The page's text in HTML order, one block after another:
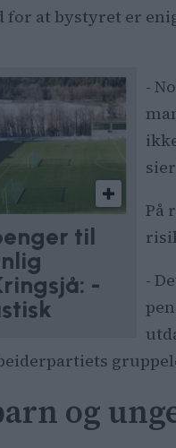
at bystyret er
til
-
-
På
-
og